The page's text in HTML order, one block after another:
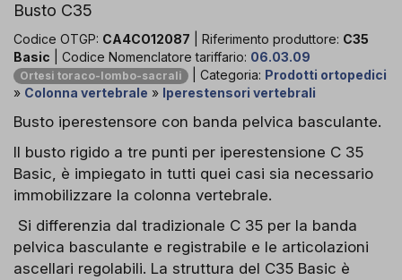
Busto C35
Codice OTGP: CA4CO12087 | Riferimento produttore: C35
Basic | Codice Nomenclatore tariffario: 06.03.09
Ortesi toraco-lombo-sacrali | Categoria: Prodotti ortopedici
» Colonna vertebrale » Iperestensori vertebrali
Busto iperestensore con banda pelvica basculante.
Il busto rigido a tre punti per iperestensione C 35
Basic, è impiegato in tutti quei casi sia necessario
immobilizzare la colonna vertebrale.
Si differenzia dal tradizionale C 35 per la banda
pelvica basculante e registrabile e le articolazioni
ascellari regolabili. La struttura del C35 Basic è